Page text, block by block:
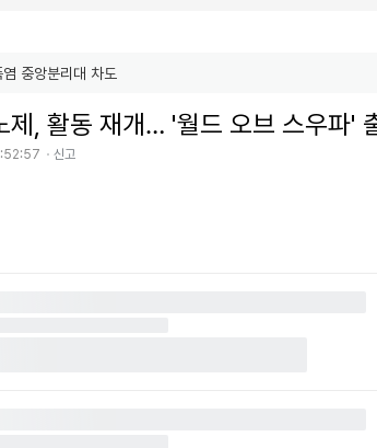
제, 활동 재개… '월드 오브 스우파'
신고